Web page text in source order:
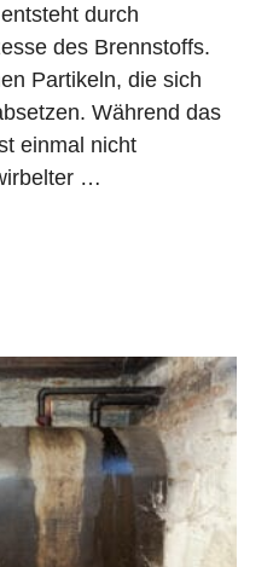
durch
des Brennstoffs.
Partikeln, die sich
Während das
einmal nicht
…